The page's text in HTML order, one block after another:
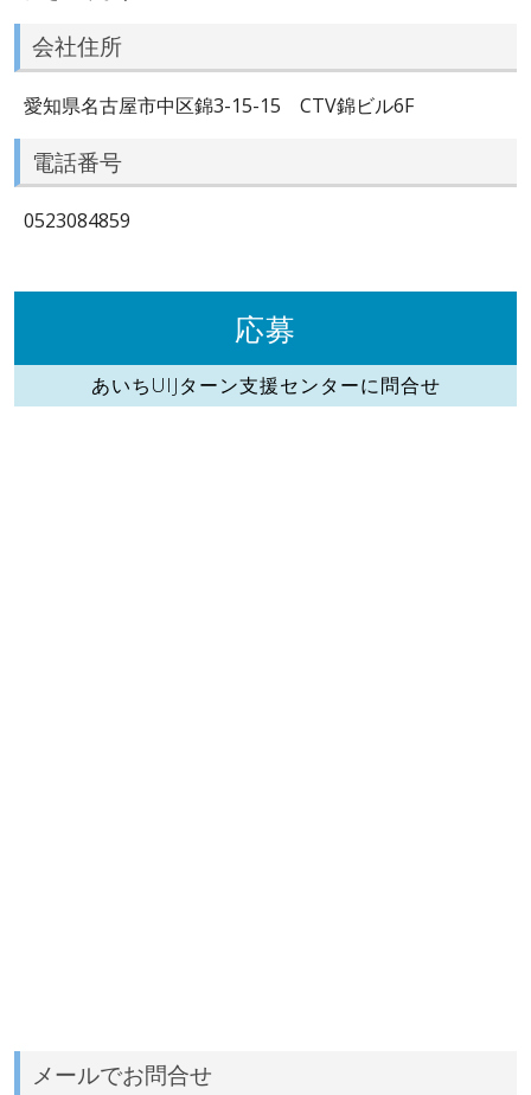
会社住所
愛知県名古屋市中区錦3-15-15 CTV錦ビル6F
電話番号
0523084859
応募
あいちUIJターン支援センターに問合せ
メールでお問合せ